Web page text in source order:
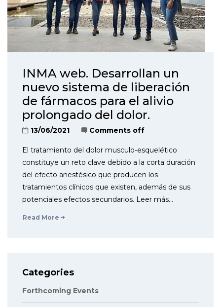
INMA web. Desarrollan un
nuevo sistema de liberación
de fármacos para el alivio
prolongado del dolor.
13/06/2021 Comments off
El tratamiento del dolor musculo-esquelético
constituye un reto clave debido a la corta duración
del efecto anestésico que producen los
tratamientos clínicos que existen, además de sus
potenciales efectos secundarios. Leer más…
Read More
Categories
Forthcoming Events